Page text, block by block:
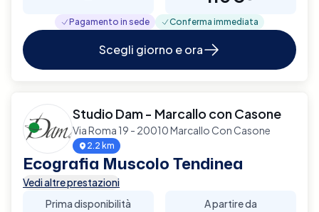
Pagamento in sede Conferma immediata
Scegli giorno e ora
Studio Dam - Marcallo con Casone
Via Roma 19 - 20010 Marcallo Con Casone
2.2 km
Ecografia Muscolo Tendinea
Vedi altre prestazioni
Prima disponibilità
A partire da